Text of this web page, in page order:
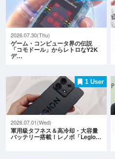
2026.07.30(Thu)
ゲーム・コンピュータ界の伝説
「コモドール」からレトロなY2K
デ…
1 User
2026.07.01(Wed)
軍用級タフネス＆高冷却・大容量
バッテリー搭載！レノボ「Legio…